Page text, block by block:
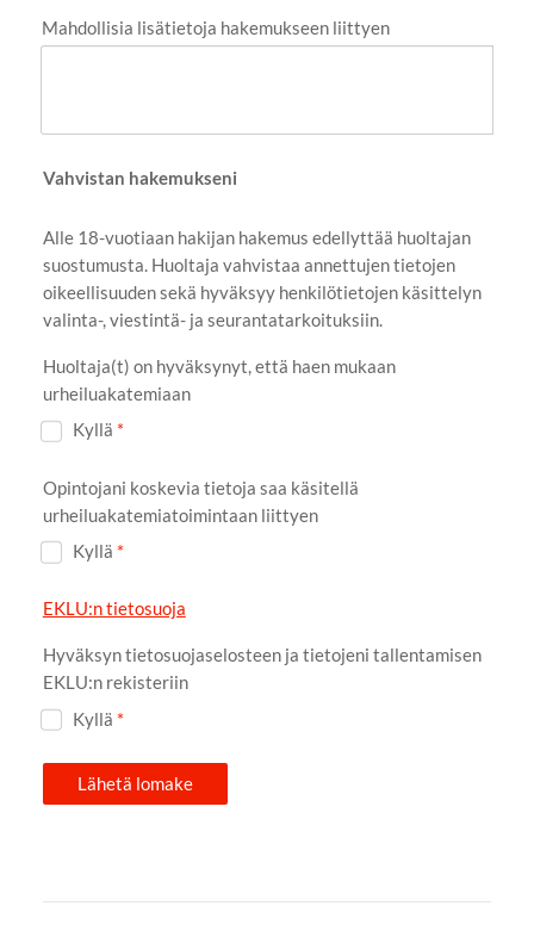
Mahdollisia lisätietoja hakemukseen liittyen
Vahvistan hakemukseni
Alle 18-vuotiaan hakijan hakemus edellyttää huoltajan
suostumusta. Huoltaja vahvistaa annettujen tietojen
oikeellisuuden sekä hyväksyy henkilötietojen käsittelyn
valinta-, viestintä- ja seurantatarkoituksiin.
Huoltaja(t) on hyväksynyt, että haen mukaan
urheiluakatemiaan
Kyllä *
Opintojani koskevia tietoja saa käsitellä
urheiluakatemiatoimintaan liittyen
Kyllä *
EKLU:n tietosuoja
Hyväksyn tietosuojaselosteen ja tietojeni tallentamisen
EKLU:n rekisteriin
Kyllä *
Lähetä lomake